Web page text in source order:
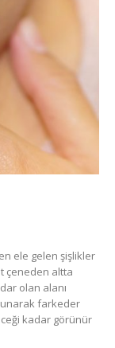
ele gelen şişlikler
çeneden altta
olan alanı
farkeder
kadar görünür